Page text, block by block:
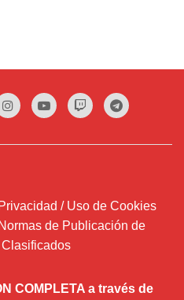
/ Uso de Cookies
de Publicación de
COMPLETA a través de